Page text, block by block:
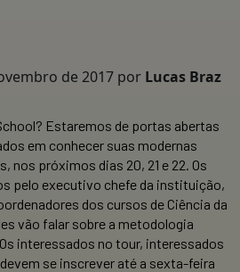
de 2017 por Lucas Braz
Estaremos de portas abertas
em conhecer suas modernas
nos próximos dias 20, 21 e 22. Os
pelo executivo chefe da instituição,
dos cursos de Ciência da
vão falar sobre a metodologia
interessados no tour, interessados
se inscrever até a sexta-feira